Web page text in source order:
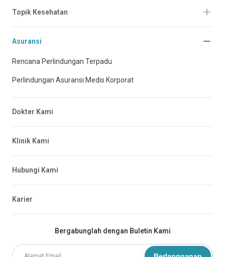
Bergabunglah dengan Buletin Kami
Topik Kesehatan
Asuransi
Rencana Perlindungan Terpadu
Perlindungan Asuransi Medis Korporat
Dokter Kami
Klinik Kami
Hubungi Kami
Karier